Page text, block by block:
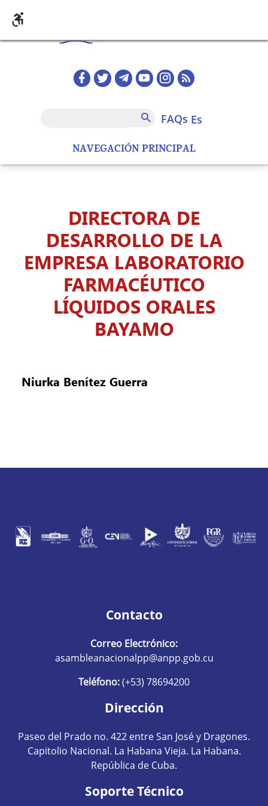
NAVEGACIÓN PRINCIPAL
Redes sociales home
FAQs
FAQs es
DIRECTORA DE
DESARROLLO DE LA
EMPRESA LABORATORIO
FARMACÉUTICO
LÍQUIDOS ORALES
BAYAMO
Niurka Benítez Guerra
Contacto
Correo Electrónico:
asambleanacionalpp@anpp.gob.cu
Teléfono:(+53) 78694200
Dirección
Paseo del Prado no. 422 entre San José y Dragones.
Capitolio Nacional. La Habana Vieja. La Habana.
República de Cuba.
Soporte Técnico